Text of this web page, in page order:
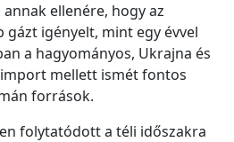
ellenére, hogy az
igényelt, mint egy évvel
a hagyományos, Ukrajna és
mellett ismét fontos
források.
folytatódott a téli időszakra